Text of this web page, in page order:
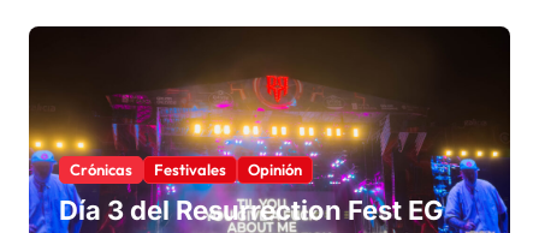
Crónicas Festivales Opinión
Día 3 del Resurrection Fest EG